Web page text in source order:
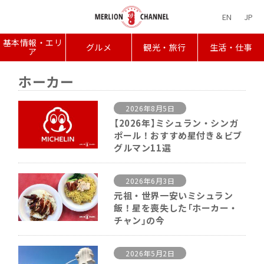
EN JP
基本情報・エリ
ア グルメ 観光・旅行 生活・仕事
ホーカー
2026年8月5日
【2026年】ミシュラン・シンガ
ポール！おすすめ星付き＆ビブ
グルマン11選
2026年6月3日
元祖・世界一安いミシュラン
飯！星を喪失した「ホーカー・
チャン」の今
2026年5月2日